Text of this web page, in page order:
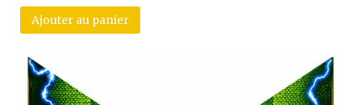
Ajouter au panier